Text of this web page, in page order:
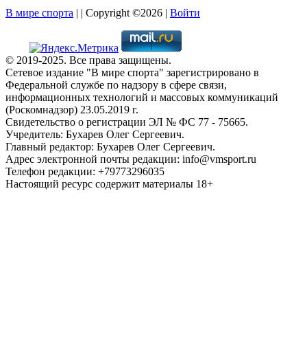
В мире спорта | | Copyright ©2026 | Войти
© 2019-2025. Все права защищены.
Сетевое издание "В мире спорта" зарегистрировано в
Федеральной службе по надзору в сфере связи,
информационных технологий и массовых коммуникаций
(Роскомнадзор) 23.05.2019 г.
Свидетельство о регистрации ЭЛ № ФС 77 - 75665.
Учредитель: Бухарев Олег Сергеевич.
Главный редактор: Бухарев Олег Сергеевич.
Адрес электронной почты редакции: info@vmsport.ru
Телефон редакции: +79773296035
Настоящий ресурс содержит материалы 18+